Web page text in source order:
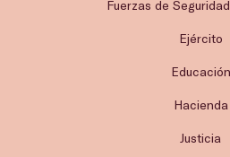
Fuerzas de
Ejército
Educación
Hacienda
Justicia